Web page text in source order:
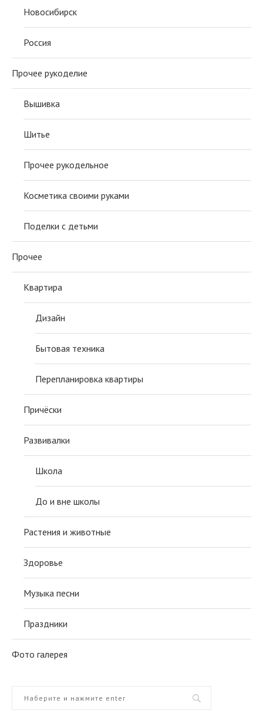
Новосибирск
Россия
Прочее рукоделие
Вышивка
Шитье
Прочее рукодельное
Косметика своими руками
Поделки с детьми
Прочее
Квартира
Дизайн
Бытовая техника
Перепланировка квартиры
Причёски
Развивалки
Школа
До и вне школы
Растения и животные
Здоровье
Музыка песни
Праздники
Фото галерея